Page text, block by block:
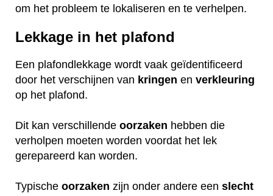
om het probleem te lokaliseren en te verhelpen.
Lekkage in het plafond
Een plafondlekkage wordt vaak geïdentificeerd
door het verschijnen van kringen en verkleuring
op het plafond.
Dit kan verschillende oorzaken hebben die
verholpen moeten worden voordat het lek
gerepareerd kan worden.
Typische oorzaken zijn onder andere een slecht